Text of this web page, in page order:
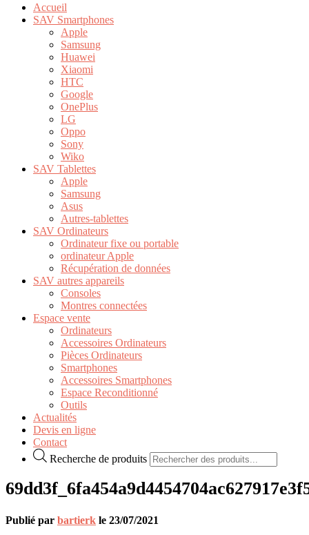
Accueil
SAV Smartphones
Apple
Samsung
Huawei
Xiaomi
HTC
Google
OnePlus
LG
Oppo
Sony
Wiko
SAV Tablettes
Apple
Samsung
Asus
Autres-tablettes
SAV Ordinateurs
Ordinateur fixe ou portable
ordinateur Apple
Récupération de données
SAV autres appareils
Consoles
Montres connectées
Espace vente
Ordinateurs
Accessoires Ordinateurs
Pièces Ordinateurs
Smartphones
Accessoires Smartphones
Espace Reconditionné
Outils
Actualités
Devis en ligne
Contact
Recherche de produits
Publié par bartierk le 23/07/2021